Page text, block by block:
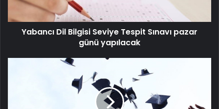
yapılacak
Yabancı Dil Bilgisi Seviye Tespit Sınavı pazar
günü yapılacak